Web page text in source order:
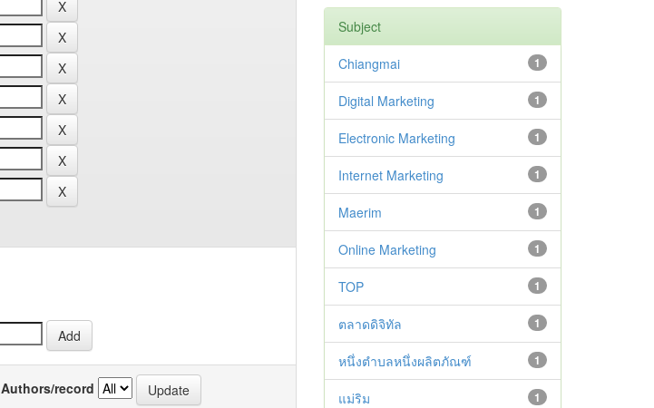
Authors/record
Subject
1
Chiangmai
1
Digital Marketing
1
Electronic Marketing
1
Internet Marketing
1
Maerim
1
Online Marketing
1
TOP
1
ตลาดดิจิทัล
1
หนึ่งตำบลหนึ่งผลิตภัณฑ์
1
แม่ริม